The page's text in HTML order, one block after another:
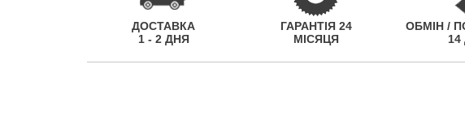
ДОСТАВКА
1 - 2 ДНЯ
ГАРАНТІЯ 24
МІСЯЦЯ
ОБМІН /
14